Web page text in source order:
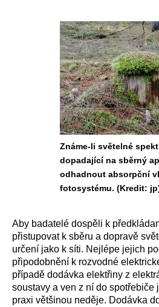
Známe-li světelné
dopadající na sběrný
odhadnout absorpční
fotosystému. (Kredit:
Aby badatelé dospěli k
přistupovat k sběru a dopravě
určení jako k síti. Nejlépe jejich
připodobnění k rozvodné
případě dodávka elektřiny z
soustavy a ven z ní do spotřebiče
praxi většinou neděje. Dodávka